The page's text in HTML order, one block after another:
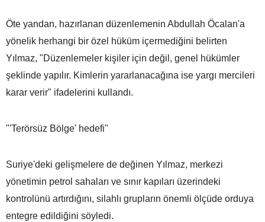
Öte yandan, hazırlanan düzenlemenin Abdullah Öcalan'a
yönelik herhangi bir özel hüküm içermediğini belirten
Yılmaz, "Düzenlemeler kişiler için değil, genel hükümler
şeklinde yapılır. Kimlerin yararlanacağına ise yargı mercileri
karar verir" ifadelerini kullandı.
"'Terörsüz Bölge' hedefi"
Suriye'deki gelişmelere de değinen Yılmaz, merkezi
yönetimin petrol sahaları ve sınır kapıları üzerindeki
kontrolünü artırdığını, silahlı grupların önemli ölçüde orduya
entegre edildiğini söyledi.